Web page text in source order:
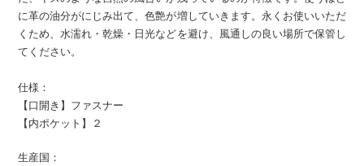
に革の油分がにじみ出て、色艶が増していきます。永くお使いいただ
くため、水濡れ・乾燥・日光などを避け、風通しの良い場所で保管し
てください。
仕様：
【口開き】ファスナー
【内ポケット】２
生産国：